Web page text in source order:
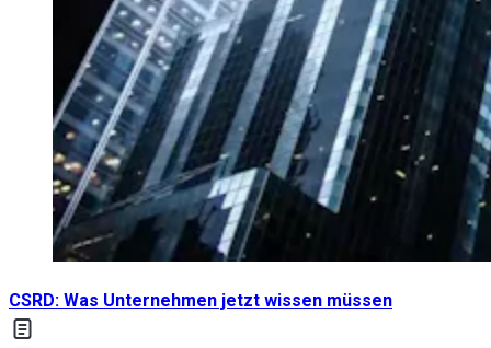
CSRD: Was Unternehmen jetzt wissen müssen